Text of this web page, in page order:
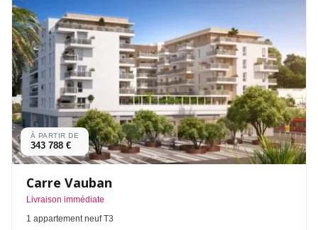
À PARTIR DE
343 788 €
Carre Vauban
Livraison immédiate
1 appartement neuf T3